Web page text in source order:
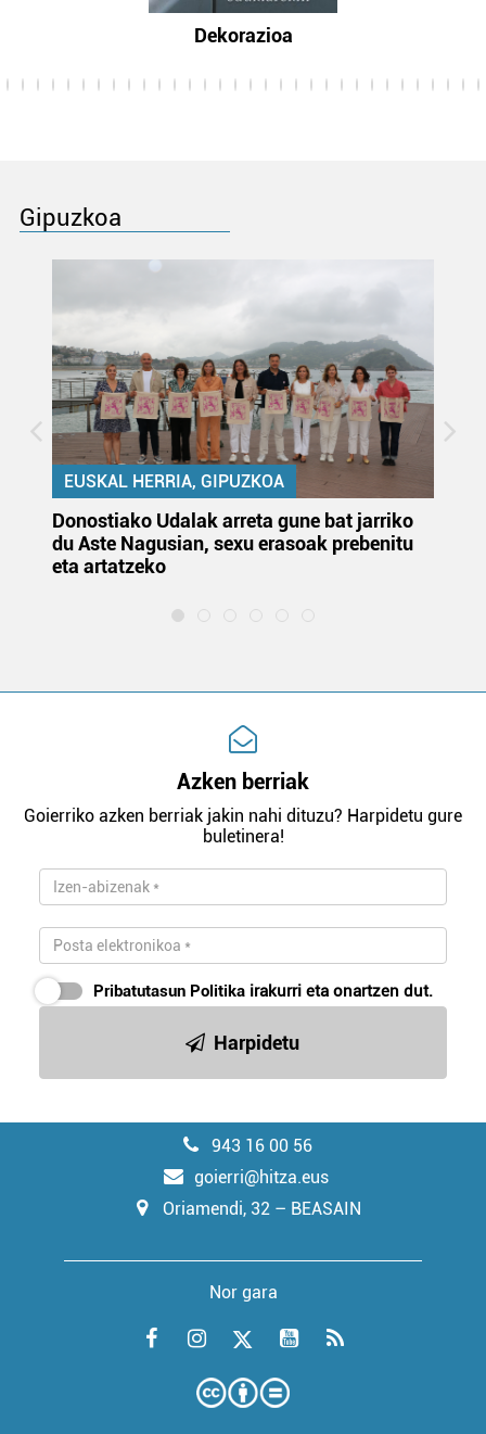
Dekorazioa
Gipuzkoa
EUSKAL HERRIA, GIPUZKOA
Donostiako Udalak arreta gune bat jarriko
du Aste Nagusian, sexu erasoak prebenitu
eta artatzeko
Azken berriak
Goierriko azken berriak jakin nahi dituzu? Harpidetu gure
buletinera!
Pribatutasun Politika irakurri eta onartzen dut.
Harpidetu
943 16 00 56
goierri@hitza.eus
Oriamendi, 32 – BEASAIN
Nor gara